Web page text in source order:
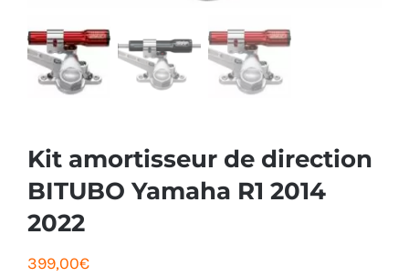
Kit amortisseur de direction
BITUBO Yamaha R1 2014
2022
399,00€